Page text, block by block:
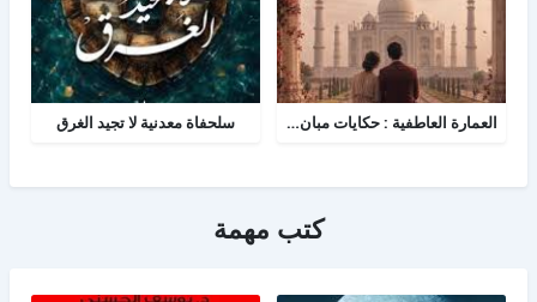
العمارة العاطفية : حكايات مبان شيدن من أجل الحب سلحفاة معدنية لا تجيد الغرق
كتب مهمة